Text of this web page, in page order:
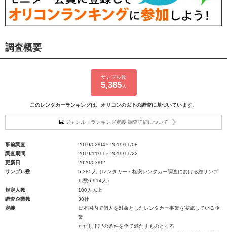
調査概要
サンプル数
5,385人
このレンタカーランキングは、オリコンの以下の調査に基づいています。
ジャンル・ランキング定義 調査詳細について
事前調査
2019/02/04～2019/11/08
調査期間
2019/11/11～2019/11/22
更新日
2020/03/02
サンプル数
5,385人（レンタカー・格安レンタカー調査における総サンプ
ル数6,914人）
規定人数
100人以上
調査企業数
30社
定義
日本国内で個人を対象としたレンタカー事業を実施している企
業
ただし下記の条件を全て満たすものとする